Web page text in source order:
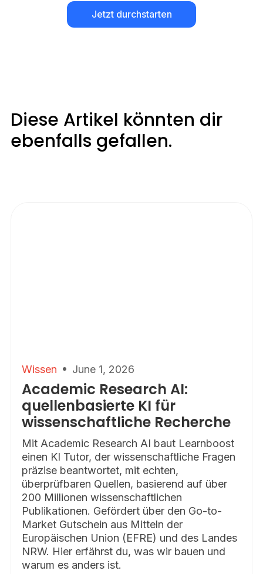
Jetzt durchstarten
Diese Artikel könnten dir
ebenfalls gefallen.
Wissen June 1, 2026
Academic Research AI:
quellenbasierte KI für
wissenschaftliche Recherche
Mit Academic Research AI baut Learnboost
einen KI Tutor, der wissenschaftliche Fragen
präzise beantwortet, mit echten,
überprüfbaren Quellen, basierend auf über
200 Millionen wissenschaftlichen
Publikationen. Gefördert über den Go-to-
Market Gutschein aus Mitteln der
Europäischen Union (EFRE) und des Landes
NRW. Hier erfährst du, was wir bauen und
warum es anders ist.